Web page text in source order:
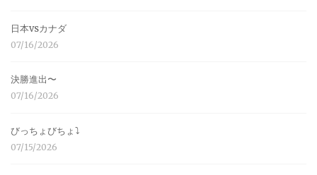
日本vsカナダ
07/16/2026
決勝進出〜
07/16/2026
びっちょびちょ⤵︎
07/15/2026